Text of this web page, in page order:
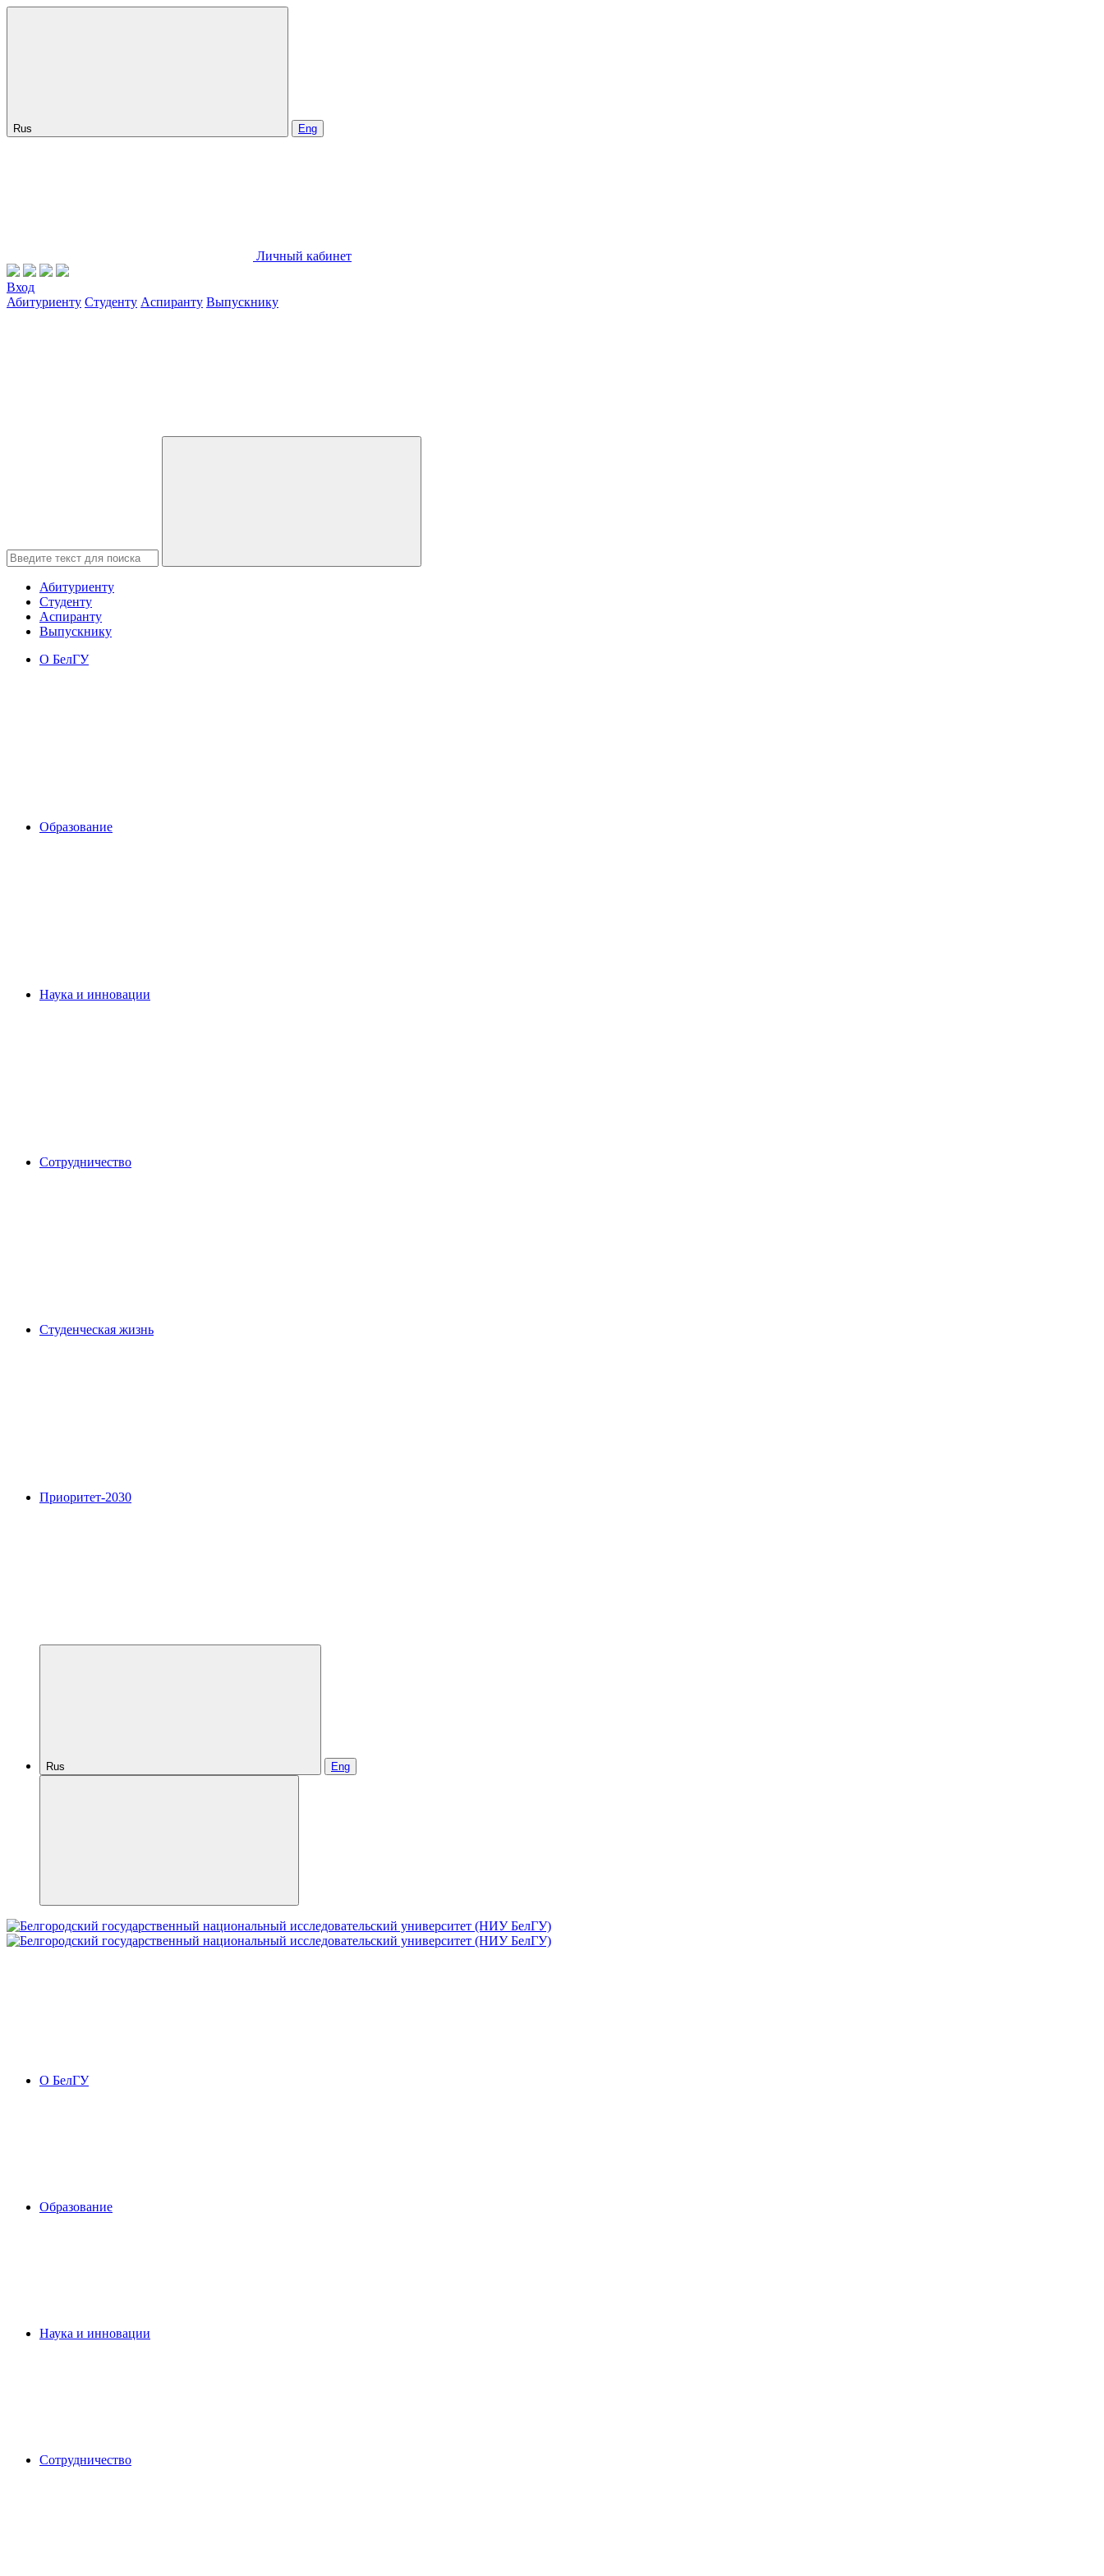
Rus Eng
Личный кабинет
Вход
Абитуриенту Студенту Аспиранту Выпускнику
Абитуриенту
Студенту
Аспиранту
Выпускнику
О БелГУ
Образование
Наука и инновации
Сотрудничество
Студенческая жизнь
Приоритет-2030
Rus Eng
О БелГУ
Образование
Наука и инновации
Сотрудничество